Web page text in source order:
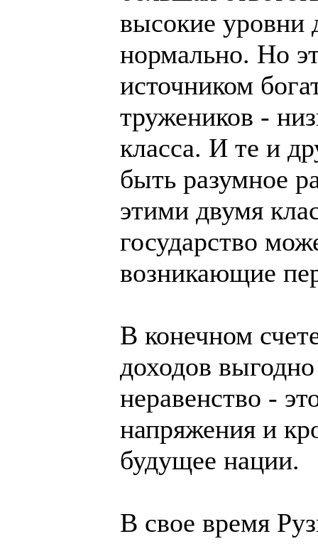
высокие уровни
нормально. Но
источником
тружеников -
класса. И те и
быть разумное
этими двумя
государство
возникающие
В конечном
доходов
неравенство -
напряжения и
будущее нации.
В свое время